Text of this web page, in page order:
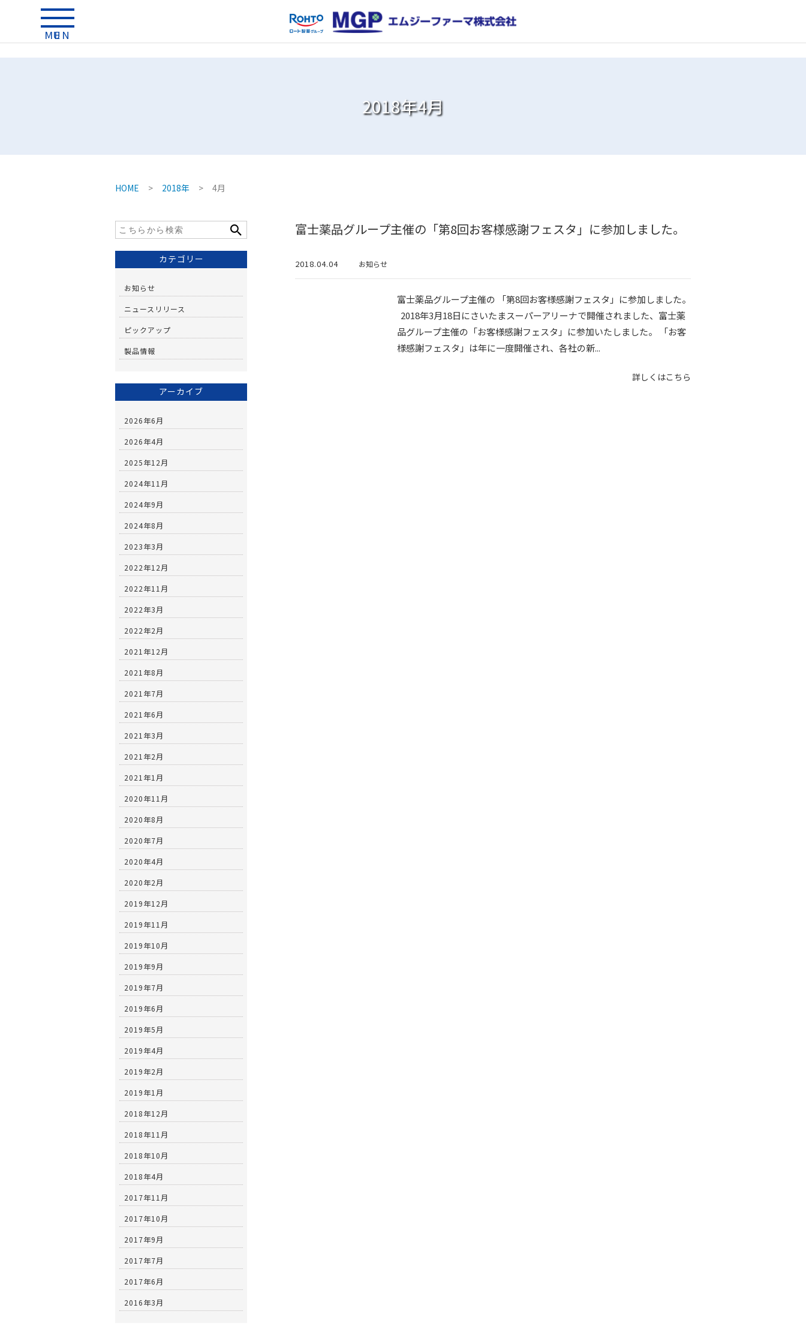
MENU
2018年4月
HOME > 2018年 > 4月
富士薬品グループ主催の「第8回お客様感謝フェスタ」に参加しました。
2018.04.04 お知らせ
富士薬品グループ主催の 「第8回お客様感謝フェスタ」に参加しました。
2018年3月18日にさいたまスーパーアリーナで開催されました、富士薬
品グループ主催の「お客様感謝フェスタ」に参加いたしました。 「お客
様感謝フェスタ」は年に一度開催され、各社の新...
詳しくはこちら
カテゴリー
お知らせ
ニュースリリース
ピックアップ
製品情報
アーカイブ
2026年6月
2026年4月
2025年12月
2024年11月
2024年9月
2024年8月
2023年3月
2022年12月
2022年11月
2022年3月
2022年2月
2021年12月
2021年8月
2021年7月
2021年6月
2021年3月
2021年2月
2021年1月
2020年11月
2020年8月
2020年7月
2020年4月
2020年2月
2019年12月
2019年11月
2019年10月
2019年9月
2019年7月
2019年6月
2019年5月
2019年4月
2019年2月
2019年1月
2018年12月
2018年11月
2018年10月
2018年4月
2017年11月
2017年10月
2017年9月
2017年7月
2017年6月
2016年3月